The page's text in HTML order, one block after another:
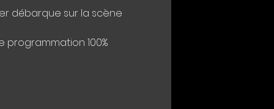
débarque sur la scène
100%